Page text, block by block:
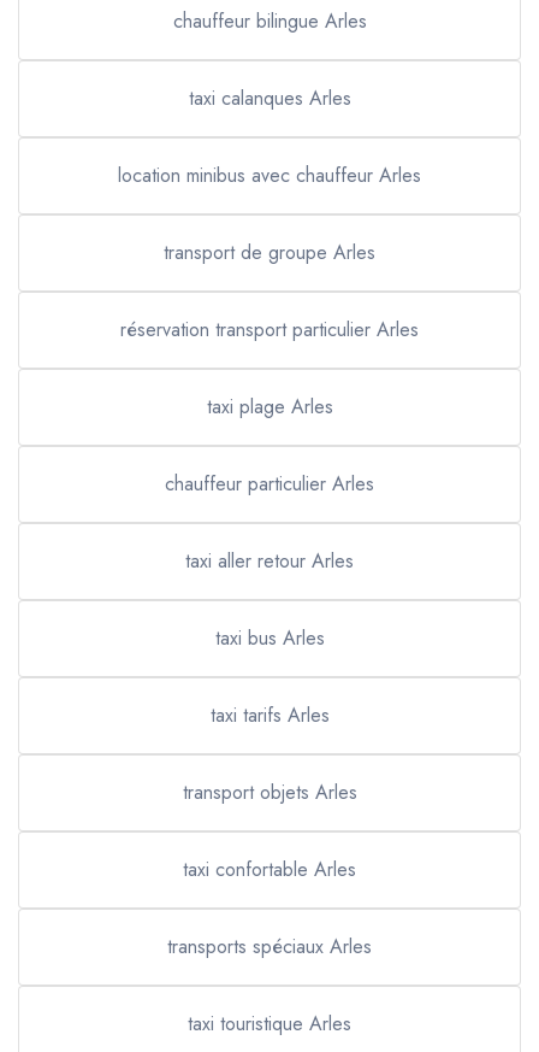
chauffeur bilingue Arles
taxi calanques Arles
location minibus avec chauffeur Arles
transport de groupe Arles
réservation transport particulier Arles
taxi plage Arles
chauffeur particulier Arles
taxi aller retour Arles
taxi bus Arles
taxi tarifs Arles
transport objets Arles
taxi confortable Arles
transports spéciaux Arles
taxi touristique Arles